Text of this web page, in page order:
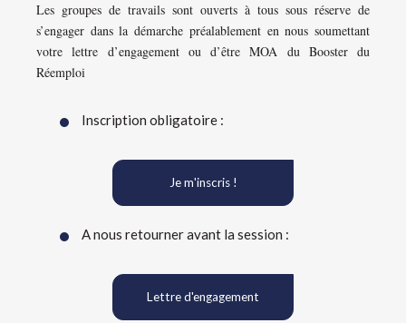
Les groupes de travails sont ouverts à tous sous réserve de
s’engager dans la démarche préalablement en nous soumettant
votre lettre d’engagement ou d’être MOA du Booster du
Réemploi
Inscription obligatoire :
Je m'inscris !
A nous retourner avant la session :
Lettre d'engagement